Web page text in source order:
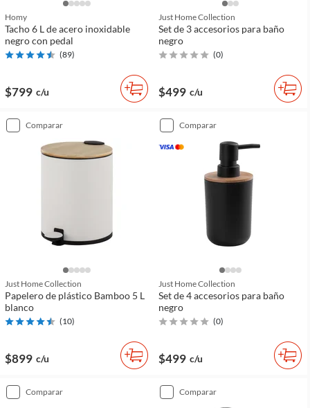
Homy
Tacho 6 L de acero inoxidable
negro con pedal
(89)
$799 c/u
Just Home Collection
Set de 3 accesorios para baño
negro
(0)
$499 c/u
comparar
Just Home Collection
Papelero de plástico Bamboo 5 L
blanco
(10)
$899 c/u
comparar
Just Home Collection
Set de 4 accesorios para baño
negro
(0)
$499 c/u
comparar comparar